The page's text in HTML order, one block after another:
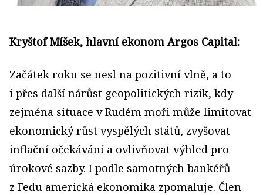
Kryštof Míšek, hlavní ekonom Argos Capital:
Začátek roku se nesl na pozitivní vlně, a to
i přes další nárůst geopolitických rizik, kdy
zejména situace v Rudém moři může limitovat
ekonomický růst vyspělých států, zvyšovat
inflační očekávání a ovlivňovat výhled pro
úrokové sazby. I podle samotných bankéřů
z Fedu americká ekonomika zpomaluje. Člen